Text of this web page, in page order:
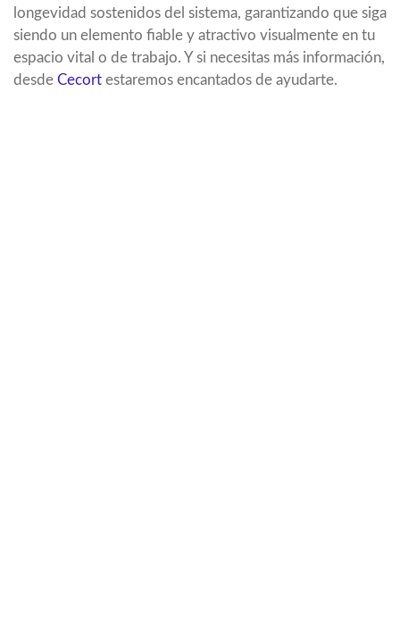
longevidad sostenidos del sistema, garantizando que siga
siendo un elemento fiable y atractivo visualmente en tu
espacio vital o de trabajo. Y si necesitas más información,
desde Cecort estaremos encantados de ayudarte.